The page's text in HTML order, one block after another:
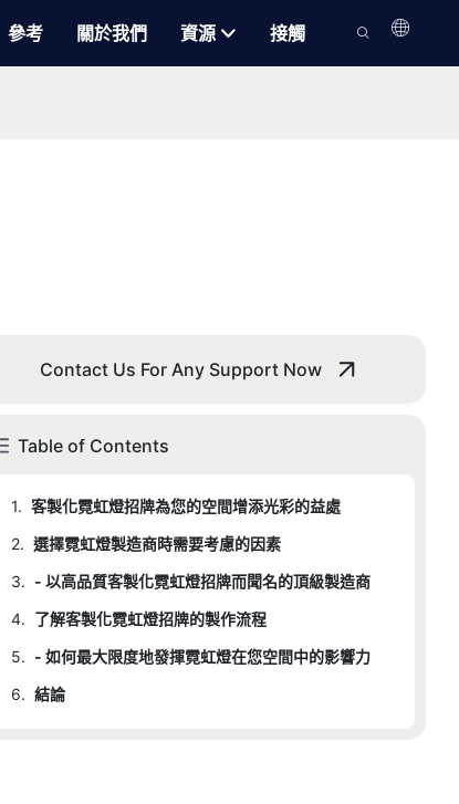
參考 關於我們 資源 接觸
Contact Us For Any Support Now
Table of Contents
1. 客製化霓虹燈招牌為您的空間增添光彩的益處
2. 選擇霓虹燈製造商時需要考慮的因素
3. - 以高品質客製化霓虹燈招牌而聞名的頂級製造商
4. 了解客製化霓虹燈招牌的製作流程
5. - 如何最大限度地發揮霓虹燈在您空間中的影響力
6. 結論